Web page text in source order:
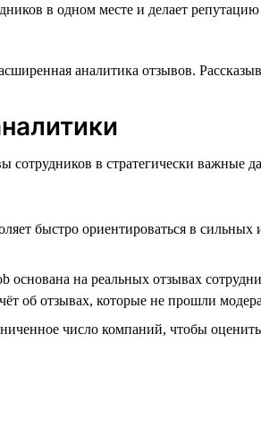
в одном месте и делает
аналитика отзывов.
в стратегически важные
быстро ориентироваться в
основана на реальных отзывах
об отзывах, которые не прошли
число компаний, чтобы